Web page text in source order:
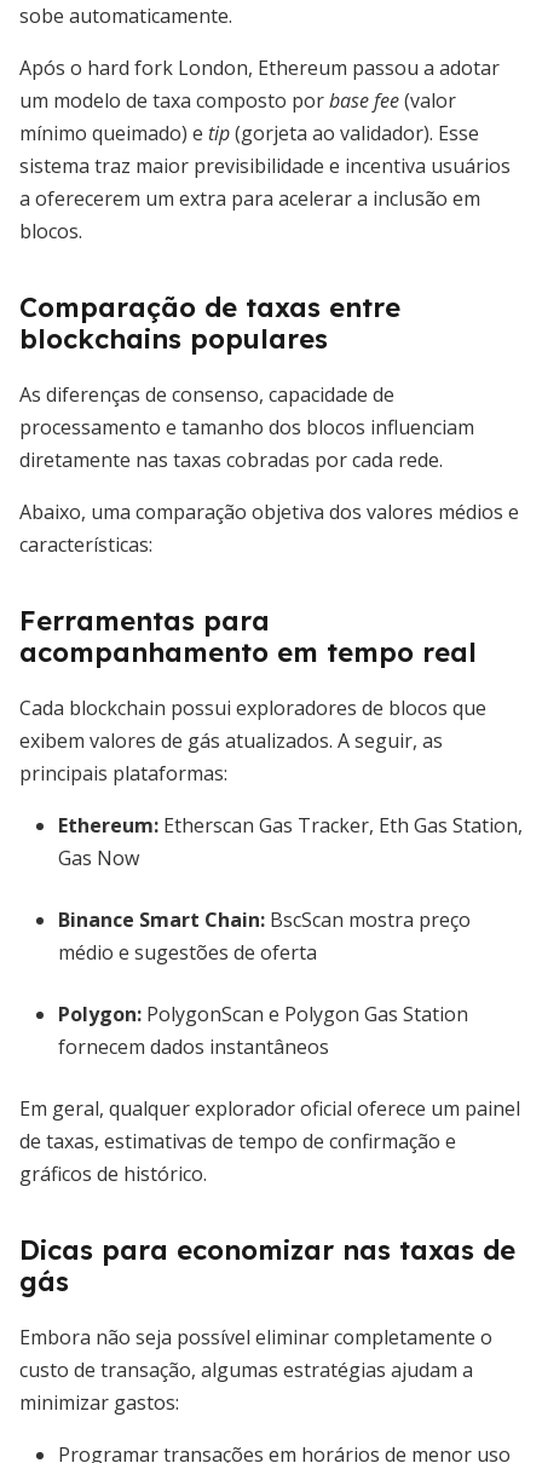
sobe automaticamente.
Após o hard fork London, Ethereum passou a adotar
um modelo de taxa composto porbase fee(valor
mínimo queimado) e tip(gorjeta ao validador). Esse
sistema traz maior previsibilidade e incentiva usuários
a oferecerem um extra para acelerar a inclusão em
blocos.
Comparação de taxas entre
blockchains populares
As diferenças de consenso, capacidade de
processamento e tamanho dos blocos influenciam
diretamente nas taxas cobradas por cada rede.
Abaixo, uma comparação objetiva dos valores médios e
características:
Ferramentas para
acompanhamento em tempo real
Cada blockchain possui exploradores de blocos que
exibem valores de gás atualizados. A seguir, as
principais plataformas:
Ethereum: Etherscan Gas Tracker, Eth Gas Station,
Gas Now
Binance Smart Chain: BscScan mostra preço
médio e sugestões de oferta
Polygon: PolygonScan e Polygon Gas Station
fornecem dados instantâneos
Em geral, qualquer explorador oficial oferece um painel
de taxas, estimativas de tempo de confirmação e
gráficos de histórico.
Dicas para economizar nas taxas de
gás
Embora não seja possível eliminar completamente o
custo de transação, algumas estratégias ajudam a
minimizar gastos:
Programar transações em horários de menor uso